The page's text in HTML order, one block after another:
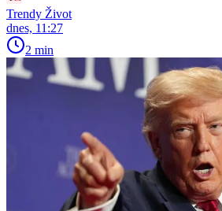
Trendy Život
dnes, 11:27
2 min